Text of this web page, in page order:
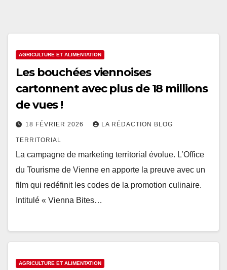
AGRICULTURE ET ALIMENTATION
Les bouchées viennoises
cartonnent avec plus de 18 millions
de vues !
18 FÉVRIER 2026 LA RÉDACTION BLOG
TERRITORIAL
La campagne de marketing territorial évolue. L’Office
du Tourisme de Vienne en apporte la preuve avec un
film qui redéfinit les codes de la promotion culinaire.
Intitulé « Vienna Bites…
AGRICULTURE ET ALIMENTATION